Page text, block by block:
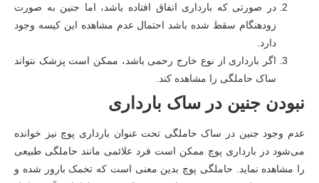
در صورتی که بارداری اتفاق افتاده باشد، اما جنین به صورت
زودهنگام سقط شده باشد احتمال عدم مشاهده این کیسه وجود
دارد.
اگر بارداری از نوع خارج رحمی باشد، ممکن است پزشک نتواند
ساک حاملگی را مشاهده کند.
نبودن جنین در ساک بارداری
عدم وجود جنین در ساک حاملگی تحت عنوان بارداری پوچ نیز خوانده
می‌شود‌ در بارداری پوچ ممکن است فرد علائمی مانند حاملگی طبیعی
را مشاهده نماید‌‌. حاملگی پوچ بدین معنی است که تخمک بارور شده و